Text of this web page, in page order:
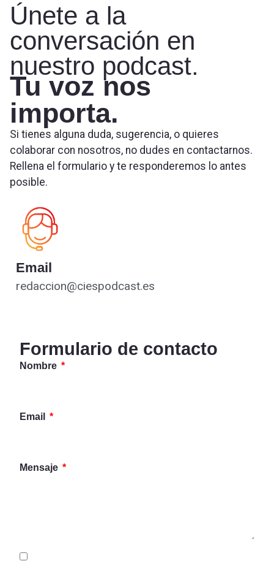
Únete a la
conversación en
nuestro podcast.
Tu voz nos
importa.
Si tienes alguna duda, sugerencia, o quieres
colaborar con nosotros, no dudes en contactarnos.
Rellena el formulario y te responderemos lo antes
posible.
Email
redaccion@ciespodcast.es
Formulario de contacto
Nombre
Email
Mensaje